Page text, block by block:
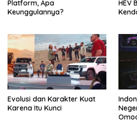
Platform, Apa
Keunggulannya?
HEV
Evolusi dan Karakter Kuat
Karena Itu Kunci